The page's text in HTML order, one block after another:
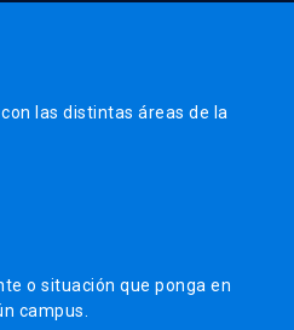
las distintas áreas de la
o situación que ponga en
campus.